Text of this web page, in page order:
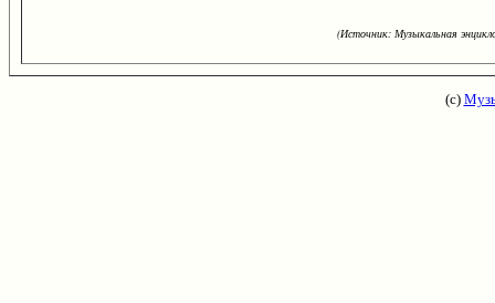
(Источник: Музыкальная
(с)